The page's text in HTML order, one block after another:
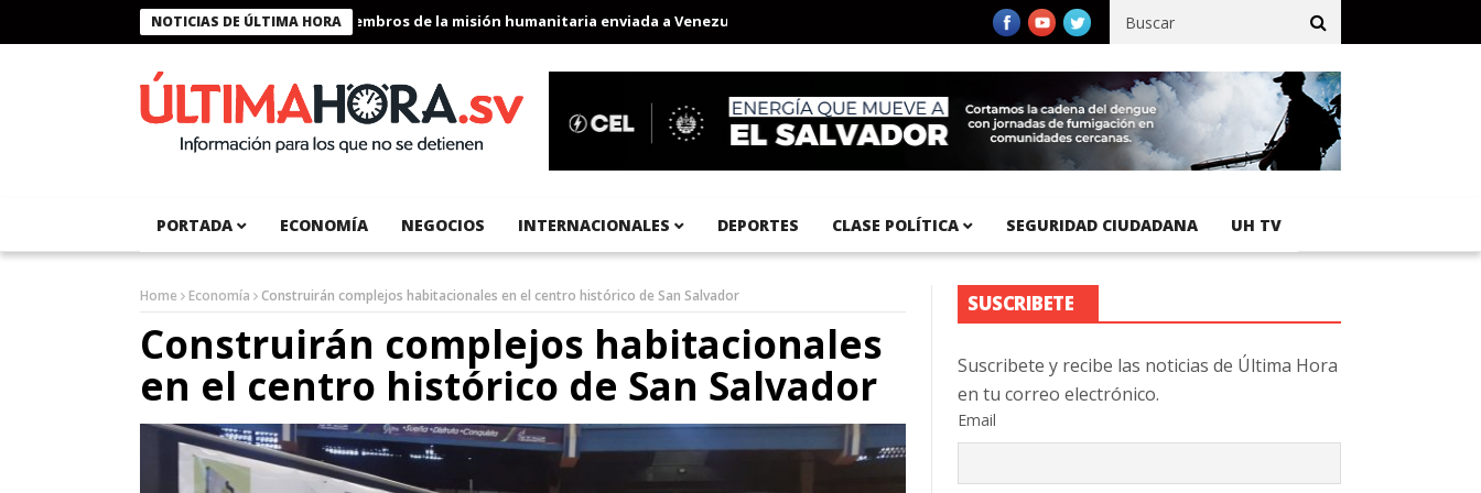
NOTICIAS DE ÚLTIMA HORA
Presidente Bukele condecora a miembros de la misión humanitaria enviada a Venezuela Aeropuerto Internacional del Pacífico registra 92 % de avance en obras de terracería
PORTADA ECONOMÍA NEGOCIOS INTERNACIONALES DEPORTES CLASE POLÍTICA SEGURIDAD CIUDADANA UH TV
Home Economía Construirán complejos habitacionales en el centro histórico de San Salvador
Construirán complejos habitacionales
en el centro histórico de San Salvador
SUSCRIBETE
Suscribete y recibe las noticias de Última Hora
en tu correo electrónico.
Email